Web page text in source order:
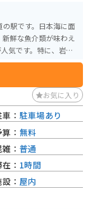
の駅です。日本海に面
気です。特に、岩内
バイクで訪
があるので、ぜひ立
ど、風光明媚な観光
適です。
お気に入り
： 駐車場あり
： 無料
： 普通
： 1時間
： 屋内